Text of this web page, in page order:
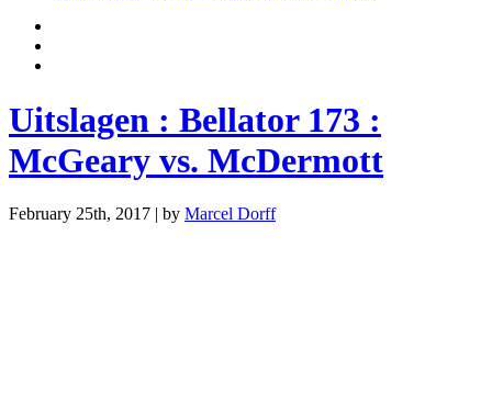
Uitslagen : Bellator 173 :
McGeary vs. McDermott
February 25th, 2017 | by Marcel Dorff